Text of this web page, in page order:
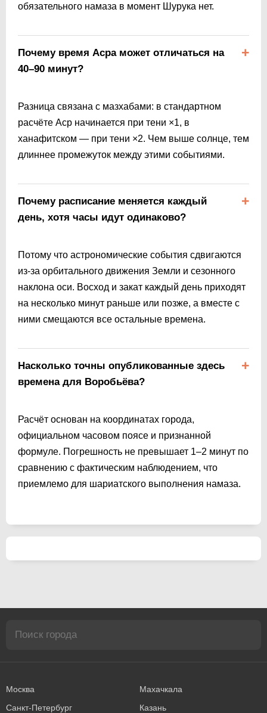
обязательного намаза в момент Шурука нет.
Почему время Асра может отличаться на
40–90 минут?
Разница связана с мазхабами: в стандартном
расчёте Аср начинается при тени ×1, в
ханафитском — при тени ×2. Чем выше солнце, тем
длиннее промежуток между этими событиями.
Почему расписание меняется каждый
день, хотя часы идут одинаково?
Потому что астрономические события сдвигаются
из-за орбитального движения Земли и сезонного
наклона оси. Восход и закат каждый день приходят
на несколько минут раньше или позже, а вместе с
ними смещаются все остальные времена.
Насколько точны опубликованные здесь
времена для Воробьёва?
Расчёт основан на координатах города,
официальном часовом поясе и признанной
формуле. Погрешность не превышает 1–2 минут по
сравнению с фактическим наблюдением, что
приемлемо для шариатского выполнения намаза.
Москва
Махачкала
Санкт-Петербург
Казань